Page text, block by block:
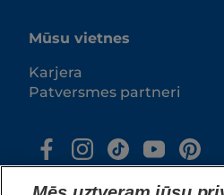
Mūsu vietnes
Karjera
Patversmes partneri